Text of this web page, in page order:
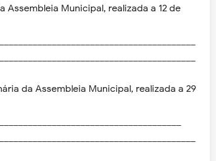
Assembleia Municipal, realizada a 12 de
da Assembleia Municipal, realizada a 29